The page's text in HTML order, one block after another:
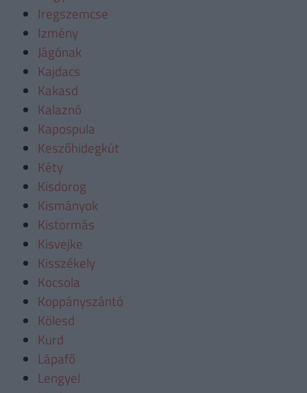
Iregszemcse
Izmény
Jágónak
Kajdacs
Kakasd
Kalaznó
Kapospula
Keszőhidegkút
Kéty
Kisdorog
Kismányok
Kistormás
Kisvejke
Kisszékely
Kocsola
Koppányszántó
Kölesd
Kurd
Lápafő
Lengyel